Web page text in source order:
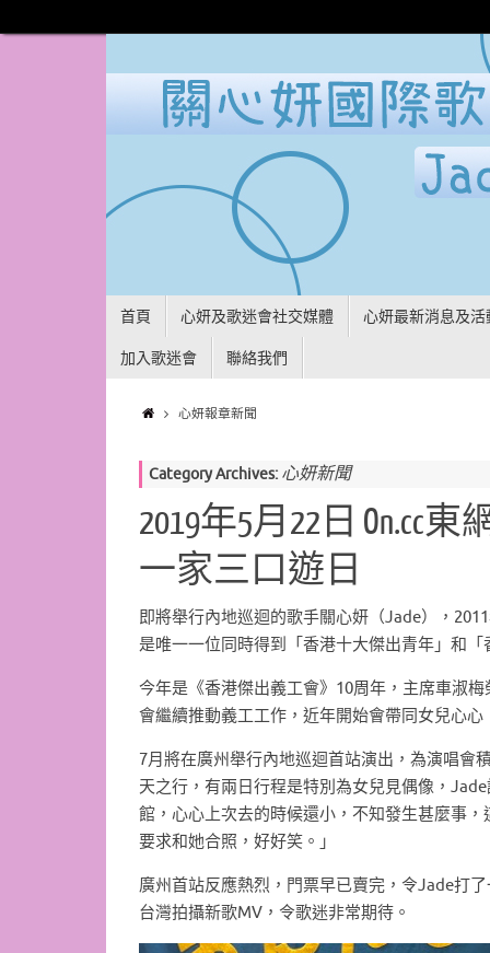
首頁 心妍及歌迷會社交媒體
心妍最新消息及活
加入歌迷會
聯絡我們
心妍報章新聞
Category Archives: 心妍新聞
2019年5月22日 On.cc
一家三口遊日
即將舉行內地巡迴的歌手關心妍（Jade），
是唯一一位同時得到「香港十大傑出青年」和
今年是《香港傑出義工會》10周年，主席車淑
會繼續推動義工工作，近年開始會帶同女兒心
7月將在廣州舉行內地巡迴首站演出，為演唱會
天之行，有兩日行程是特別為女兒見偶像，
館，心心上次去的時候還小，不知發生甚麼事
要求和她合照，好好笑。」
廣州首站反應熱烈，門票早已賣完，令Jade打
台灣拍攝新歌MV，令歌迷非常期待。